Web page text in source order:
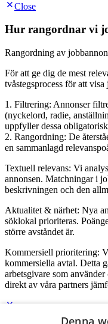
Close
Hur rangordnar vi
Rangordning av
För att ge dig de mest
tvåstegsprocess för att visa
1. Filtrering: Annonser
(nyckelord, radie,
uppfyller dessa
2. Rangordning: De
en sammanlagd
Textuell relevans: Vi
annonsen. Matchningar i
beskrivningen och den
Aktualitet & närhet: Nya
söklokal prioriteras.
större avståndet är.
Kommersiell prioritering:
kommersiella avtal. Detta
arbetsgivare som
direkt av våra partners
Denna